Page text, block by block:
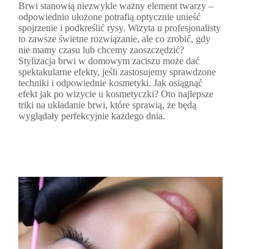
Brwi stanowią niezwykle ważny element twarzy –
odpowiednio ułożone potrafią optycznie unieść
spojrzenie i podkreślić rysy. Wizyta u profesjonalisty
to zawsze świetne rozwiązanie, ale co zrobić, gdy
nie mamy czasu lub chcemy zaoszczędzić?
Stylizacja brwi w domowym zaciszu może dać
spektakularne efekty, jeśli zastosujemy sprawdzone
techniki i odpowiednie kosmetyki. Jak osiągnąć
efekt jak po wizycie u kosmetyczki? Oto najlepsze
triki na układanie brwi, które sprawią, że będą
wyglądały perfekcyjnie każdego dnia.